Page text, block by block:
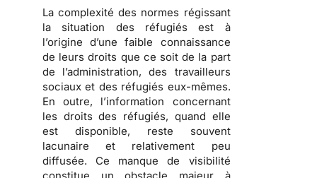
La complexité des normes régissant
la situation des réfugiés est à
l’origine d’une faible connaissance
de leurs droits que ce soit de la part
de l’administration, des travailleurs
sociaux et des réfugiés eux-mêmes.
En outre, l’information concernant
les droits des réfugiés, quand elle
est disponible, reste souvent
lacunaire et relativement peu
diffusée. Ce manque de visibilité